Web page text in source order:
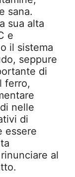
sana.
sua alta
e
il sistema
seppure
di
ferro,
nelle
di
essere
al